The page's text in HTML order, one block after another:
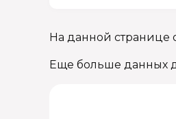
На данной странице
Еще больше данных